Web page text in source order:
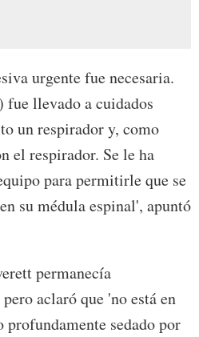
urgente fue necesaria.
fue llevado a cuidados
un respirador y, como
el respirador. Se le ha
para permitirle que se
su médula espinal', apuntó
permanecía
aclaró que 'no está en
profundamente sedado por